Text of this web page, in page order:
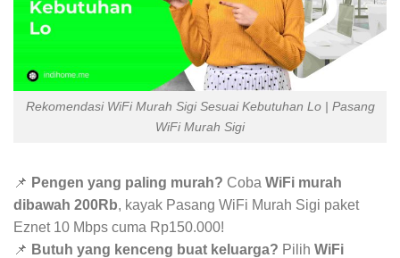
Rekomendasi WiFi Murah Sigi Sesuai Kebutuhan Lo | Pasang
WiFi Murah Sigi
📌 Pengen yang paling murah? Coba WiFi murah
dibawah 200Rb, kayak Pasang WiFi Murah Sigi paket
Eznet 10 Mbps cuma Rp150.000!
📌 Butuh yang kenceng buat keluarga? Pilih WiFi